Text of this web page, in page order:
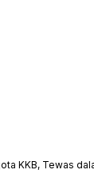
KKB, Tewas